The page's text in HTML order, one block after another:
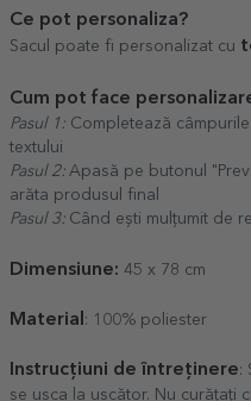
Ce pot personaliza?
Sacul poate fi personalizat cu
Cum pot face
Pasul 1: Completează
textului
Pasul 2: Apasă pe butonul
arăta produsul final
Pasul 3: Când ești mulțumit de
Dimensiune: 45 x 78 cm
Material: 100% poliester
Instrucțiuni de întreținere:
se usca la uscător. Nu curățați